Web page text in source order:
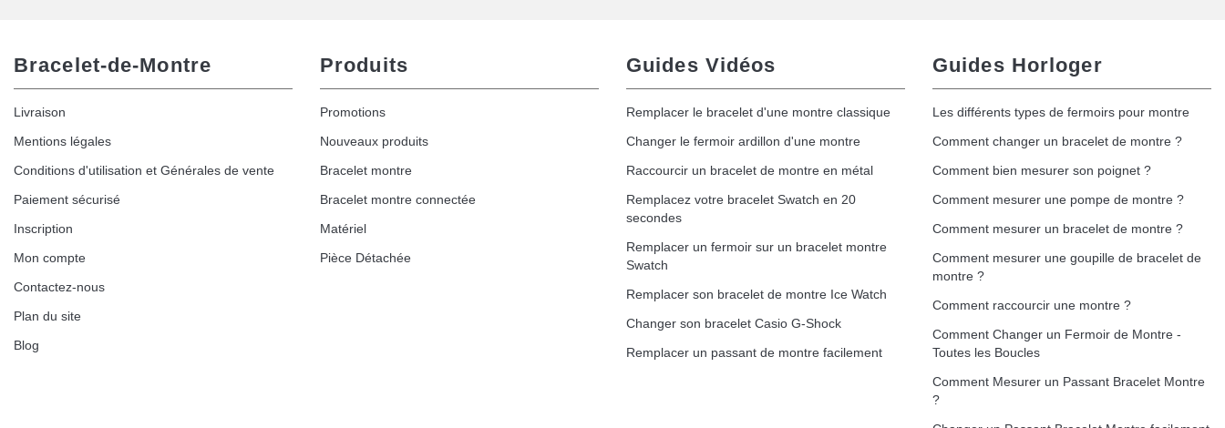
Bracelet-de-Montre
Livraison
Mentions légales
Conditions d'utilisation et Générales de vente
Paiement sécurisé
Inscription
Mon compte
Contactez-nous
Plan du site
Blog
Produits
Promotions
Nouveaux produits
Bracelet montre
Bracelet montre connectée
Matériel
Pièce Détachée
Guides Vidéos
Remplacer le bracelet d'une montre classique
Changer le fermoir ardillon d'une montre
Raccourcir un bracelet de montre en métal
Remplacez votre bracelet Swatch en 20
secondes
Remplacer un fermoir sur un bracelet montre
Swatch
Remplacer son bracelet de montre Ice Watch
Changer son bracelet Casio G-Shock
Remplacer un passant de montre facilement
Guides Horloger
Les différents types de fermoirs pour montre
Comment changer un bracelet de montre ?
Comment bien mesurer son poignet ?
Comment mesurer une pompe de montre ?
Comment mesurer un bracelet de montre ?
Comment mesurer une goupille de bracelet de
montre ?
Comment raccourcir une montre ?
Comment Changer un Fermoir de Montre -
Toutes les Boucles
Comment Mesurer un Passant Bracelet Montre
?